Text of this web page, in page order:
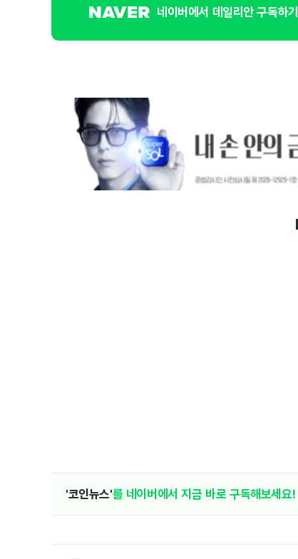
네이버에서 데일리안 구독하기
'코인뉴스'를 네이버에서 지금 바로 구독해보세요!